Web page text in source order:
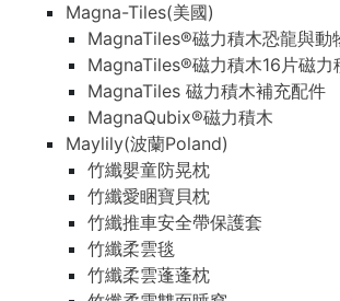
Magna-Tiles(美國)
MagnaTiles®磁力積木恐龍與動
MagnaTiles®磁力積木16片磁力
MagnaTiles 磁力積木補充配件
MagnaQubix®磁力積木
Maylily(波蘭Poland)
竹纖嬰童防晃枕
竹纖愛睏寶貝枕
竹纖推車安全帶保護套
竹纖柔雲毯
竹纖柔雲蓬蓬枕